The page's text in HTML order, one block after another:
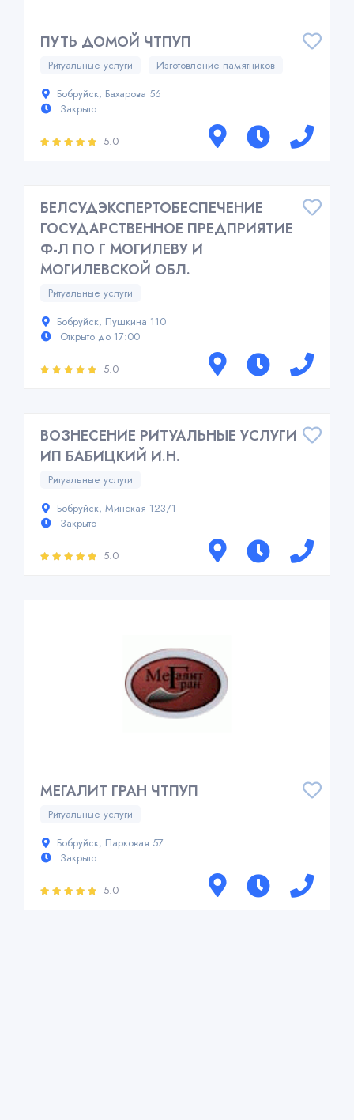
ПУТЬ ДОМОЙ ЧТПУП
Ритуальные услуги
Изготовление памятников
Бобруйск, Бахарова 56
Закрыто
5.0
БЕЛСУДЭКСПЕРТОБЕСПЕЧЕНИЕ
ГОСУДАРСТВЕННОЕ ПРЕДПРИЯТИЕ
Ф-Л ПО Г МОГИЛЕВУ И
МОГИЛЕВСКОЙ ОБЛ.
Ритуальные услуги
Бобруйск, Пушкина 110
Открыто до 17:00
5.0
ВОЗНЕСЕНИЕ РИТУАЛЬНЫЕ УСЛУГИ
ИП БАБИЦКИЙ И.Н.
Ритуальные услуги
Бобруйск, Минская 123/1
Закрыто
5.0
МЕГАЛИТ ГРАН ЧТПУП
Ритуальные услуги
Бобруйск, Парковая 57
Закрыто
5.0